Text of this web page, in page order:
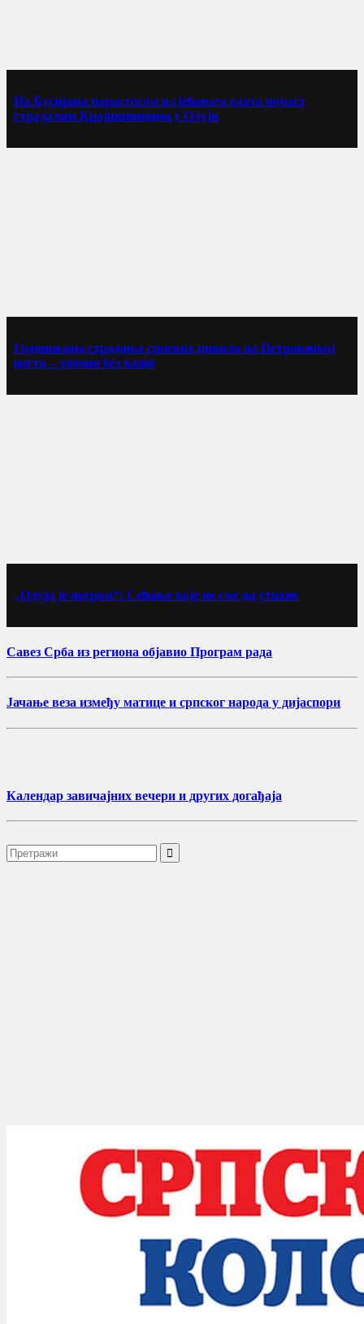
На Бусијама парастосом и сјећањем одата почаст
страдалим Крајишницима у Олуји
Годишњица страдања српских цивила на Петровачкој
цести – злочин без казне
„Олуја је погром“: Сећање које не сме да утихне
Савез Срба из региона објавио Програм рада
Јачање веза између матице и српског народа у дијаспори
Календар завичајних вечери и других догађаја